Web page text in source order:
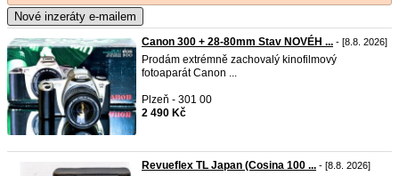
Nové inzeráty e-mailem
Canon 300 + 28-80mm Stav NOVÉH ... - [8.8. 2026]
Prodám extrémně zachovalý kinofilmový
fotoaparát Canon ...
Plzeň - 301 00
2 490 Kč
Revueflex TL Japan (Cosina 100 ... - [8.8. 2026]